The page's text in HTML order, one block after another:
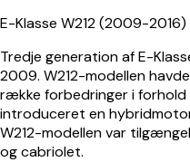
E-Klasse W212 (2009-2016)
Tredje generation af E-
2009. W212-modellen
række forbedringer i forhold
introduceret en
W212-modellen var
og cabriolet.